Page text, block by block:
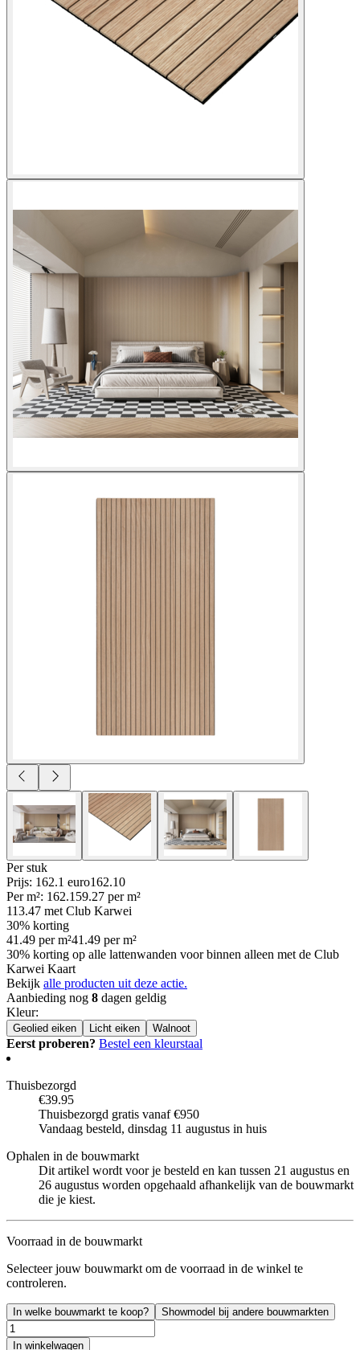
Per stuk
Prijs: 162.1 euro162.10
Per m²: 162.1 59.27 per m²
113.47 met Club Karwei
30% korting
41.49 per m²41.49 per m²
30% korting op alle lattenwanden voor binnen alleen met de Club
Karwei Kaart
Bekijk alle producten uit deze actie.
Aanbieding nog 8 dagen geldig
Kleur:
Geolied eiken Licht eiken Walnoot
Eerst proberen? Bestel een kleurstaal
Thuisbezorgd
€39.95
Thuisbezorgd gratis vanaf €950
Vandaag besteld, dinsdag 11 augustus in huis
Ophalen in de bouwmarkt
Dit artikel wordt voor je besteld en kan tussen 21 augustus en
26 augustus worden opgehaald afhankelijk van de bouwmarkt
die je kiest.
Voorraad in de bouwmarkt
Selecteer jouw bouwmarkt om de voorraad in de winkel te
controleren.
In welke bouwmarkt te koop? Showmodel bij andere bouwmarkten
In winkelwagen